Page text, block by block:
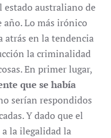
estado australiano de
Lo más irónico
atrás en la tendencia
la criminalidad
En primer lugar,
que se había
serían respondidos
Y dado que el
la ilegalidad la